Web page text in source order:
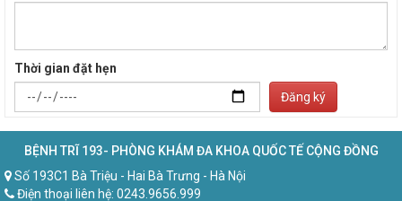
Thời gian đặt hẹn
Đăng ký
BỆNH TRĨ 193- PHÒNG KHÁM ĐA KHOA QUỐC TẾ CỘNG ĐỒNG
Số 193C1 Bà Triệu - Hai Bà Trưng - Hà Nội
Điện thoại liên hệ: 0243.9656.999